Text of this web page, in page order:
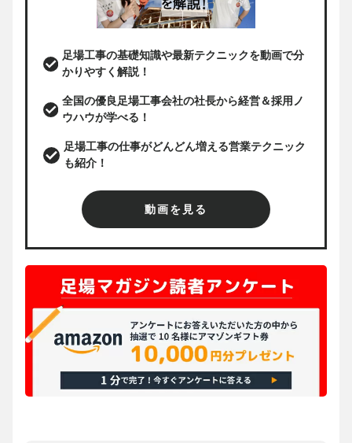
足場工事の基礎知識や最新テクニックを動画で分
かりやすく解説！
全国の優良足場工事会社の社長から経営＆採用ノ
ウハウが学べる！
足場工事の仕事がどんどん増える営業テクニック
も紹介！
動画を見る